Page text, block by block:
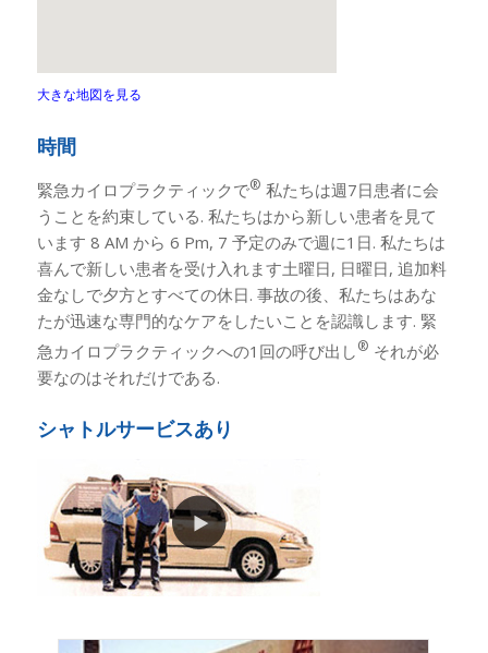
大きな地図を見る
時間
緊急カイロプラクティックで® 私たちは週7日患者に会
うことを約束している. 私たちはから新しい患者を見て
います 8 AM から 6 Pm, 7 予定のみで週に1日. 私たちは
喜んで新しい患者を受け入れます土曜日, 日曜日, 追加料
金なしで夕方とすべての休日. 事故の後、私たちはあな
たが迅速な専門的なケアをしたいことを認識します. 緊
急カイロプラクティックへの1回の呼び出し® それが必
要なのはそれだけである.
シャトルサービスあり